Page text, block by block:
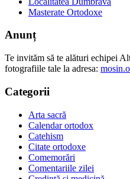
Masterate Ortodoxe
Anunț
Te invităm să te alături echipei
fotografiile tale la adresa:
Categorii
Arta sacră
Calendar ortodox
Catehism
Citate ortodoxe
Comemorări
Comentariile zilei